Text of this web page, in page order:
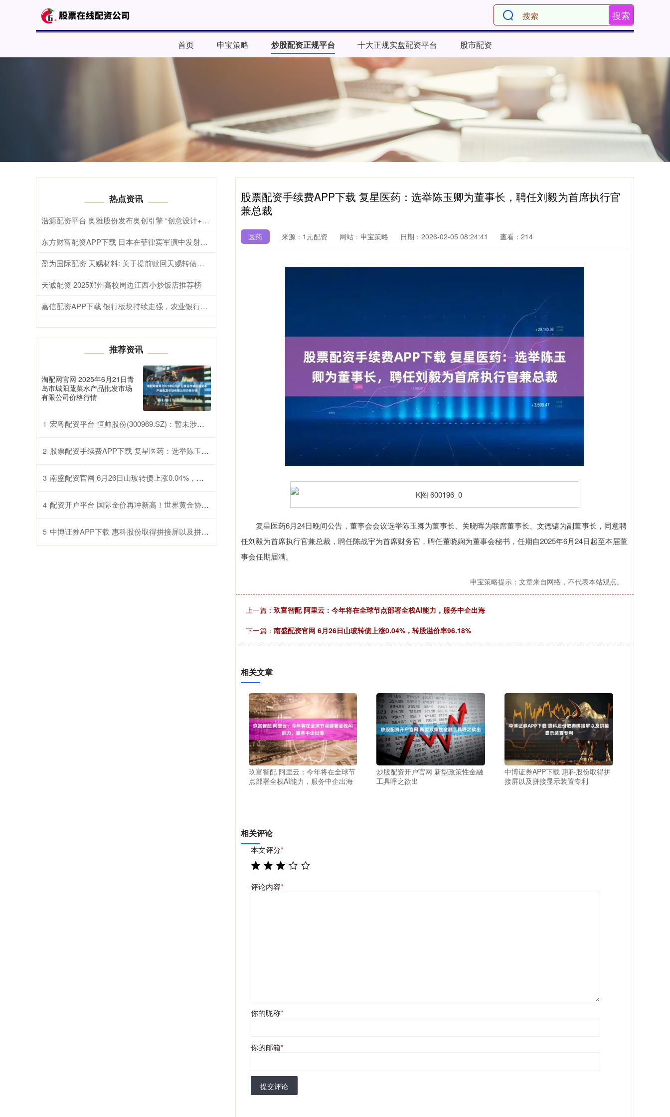
搜索
首页 申宝策略 炒股配资正规平台 十大正规实盘配资平台 股市配资
股票配资手续费APP下载 复星医药：选举陈玉卿为董事长，聘任刘毅为首席执行官
兼总裁
医药 来源：1元配资 网站：申宝策略 日期：2026-02-05 08:24:41 查看：214
复星医药6月24日晚间公告，董事会会议选举陈玉卿为董事长、关晓晖为联席董事长、文德镛为副董事长，同意聘
任刘毅为首席执行官兼总裁，聘任陈战宇为首席财务官，聘任董晓娴为董事会秘书，任期自2025年6月24日起至本届董
事会任期届满。
申宝策略提示：文章来自网络，不代表本站观点。
上一篇： 玖富智配 阿里云：今年将在全球节点部署全栈AI能力，服务中企出海
下一篇： 南盛配资官网 6月26日山玻转债上涨0.04%，转股溢价率96.18%
相关文章
玖富智配 阿里云：今年将在全球节
点部署全栈AI能力，服务中企出海
炒股配资开户官网 新型政策性金融
工具呼之欲出
中博证券APP下载 惠科股份取得拼
接屏以及拼接显示装置专利
相关评论
本文评分*
评论内容*
你的昵称*
你的邮箱*
提交评论
热点资讯
浩源配资平台 奥雅股份发布奥创引擎 “创意设计+科技”驱动文旅产业
东方财富配资APP下载 日本在菲律宾军演中发射88式导弹，系战后首次境外发射进攻型导弹
盈为国际配资 天赐材料: 关于提前赎回天赐转债的第四次提示性公告
天诚配资 2025郑州高校周边江西小炒饭店推荐榜
嘉信配资APP下载 银行板块持续走强，农业银行股价大涨5%、总市值超越工商银行
推荐资讯
淘配网官网 2025年6月21日青
岛市城阳蔬菜水产品批发市场
有限公司价格行情
1 宏粤配资平台 恒帅股份(300969.SZ)：暂未涉及谐波减速器产品
2 股票配资手续费APP下载 复星医药：选举陈玉卿为董事长，聘任刘毅为首席执行官兼总裁
3 南盛配资官网 6月26日山玻转债上涨0.04%，转股溢价率96.18%
4 配资开户平台 国际金价再冲新高！世界黄金协会：双重驱动下去年全球需求总量创纪录
5 中博证券APP下载 惠科股份取得拼接屏以及拼接显示装置专利